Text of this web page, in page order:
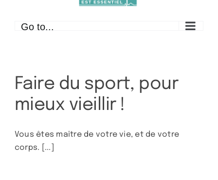
Go to...
Faire du sport, pour
mieux vieillir !
Vous êtes maître de votre vie, et de votre
corps. [...]